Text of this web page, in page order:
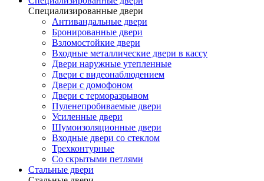
Специализированные двери
Антивандальные двери
Бронированные двери
Взломостойкие двери
Входные металлические двери в кассу
Двери наружные утепленные
Двери с видеонаблюдением
Двери с домофоном
Двери с терморазрывом
Пуленепробиваемые двери
Усиленные двери
Шумоизоляционные двери
Входные двери со стеклом
Трехконтурные
Со скрытыми петлями
Стальные двери